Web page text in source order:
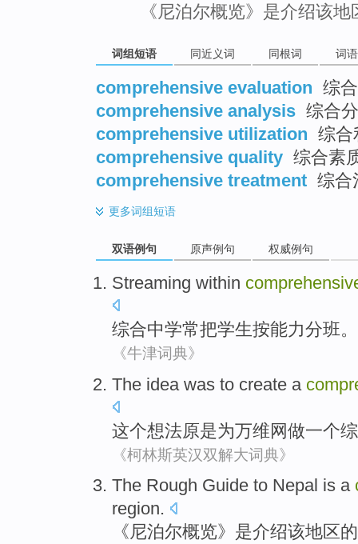
《尼泊尔概览》是介绍该
词组短语 同近义词 同根词 词
comprehensive evaluation 综
comprehensive analysis 综合
comprehensive utilization 综合
comprehensive quality 综合素
comprehensive treatment 综合
更多词组短语
双语例句 原声例句 权威例句
Streaming within
综合中学常把学生按能力分班。
《牛津词典》
The idea was to create a
这个想法原是为万维网做一个
《柯林斯英汉双解大词典》
The Rough Guide to Nepal is a
region.
《尼泊尔概览》 是介绍该地区的